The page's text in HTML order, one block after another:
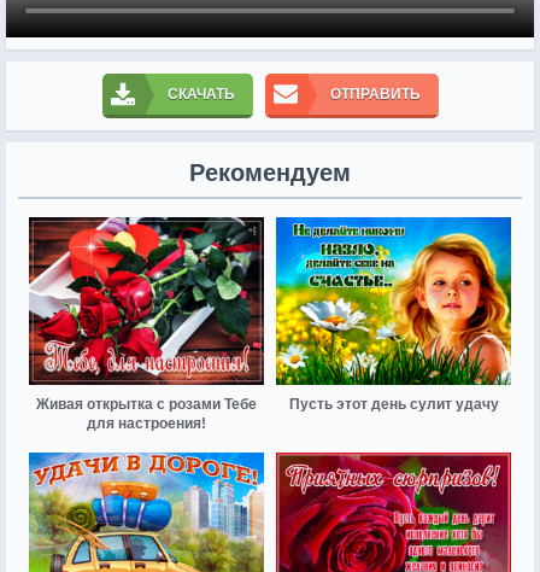
СКАЧАТЬ ОТПРАВИТЬ
Рекомендуем
Живая открытка с розами Тебе
для настроения!
Пусть этот день сулит удачу